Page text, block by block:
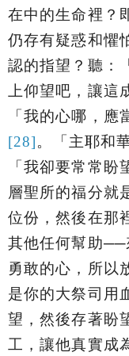
在中的生命裡？
仍存有疑惑和懼
認的指望？聽：「
上仰望吧，讓這
「我的心哪，應
[28]。「主耶和
「我卻要常常盼
層聖所的福分就
位份，然後在那
其他任何幫助──
勇敢的心，所以
是你的大祭司用
望，然後存著盼
工，讓他真實成